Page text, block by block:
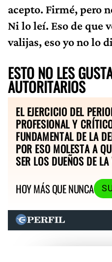
acepto. Firmé, pero
Ni lo leí. Eso de que
valijas, eso yo no lo
ESTO NO LES
AUTORITARIOS
EL EJERCICIO DEL
PROFESIONAL Y
FUNDAMENTAL DE LA
POR ESO MOLESTA A
SER LOS DUEÑOS DE
HOY MÁS QUE NUNCA